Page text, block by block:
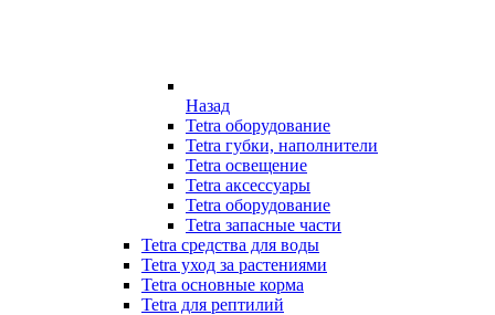
Назад
Tetra оборудование
Tetra губки, наполнители
Tetra освещение
Tetra аксессуары
Tetra оборудование
Tetra запасные части
Tetra средства для воды
Tetra уход за растениями
Tetra основные корма
Tetra для рептилий